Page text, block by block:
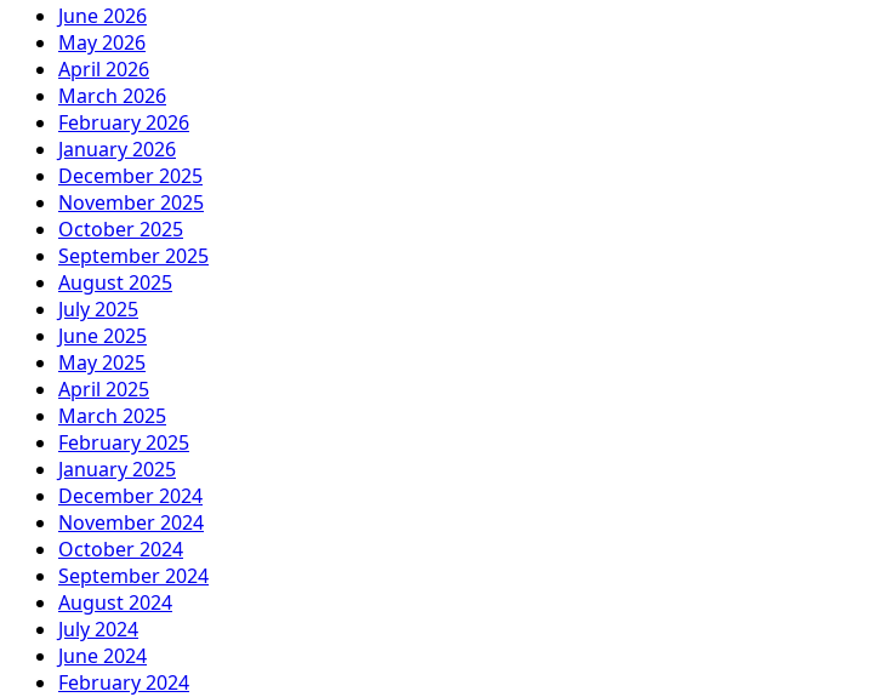
June 2026
May 2026
April 2026
March 2026
February 2026
January 2026
December 2025
November 2025
October 2025
September 2025
August 2025
July 2025
June 2025
May 2025
April 2025
March 2025
February 2025
January 2025
December 2024
November 2024
October 2024
September 2024
August 2024
July 2024
June 2024
February 2024